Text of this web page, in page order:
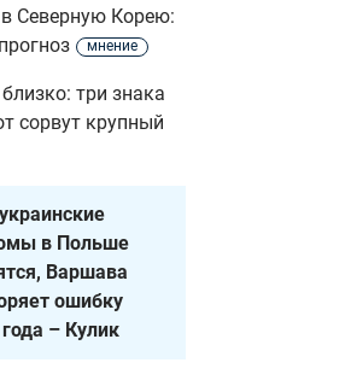
Северную Корею:
мнение
три знака
сорвут крупный
в Польше
Варшава
ошибку
– Кулик